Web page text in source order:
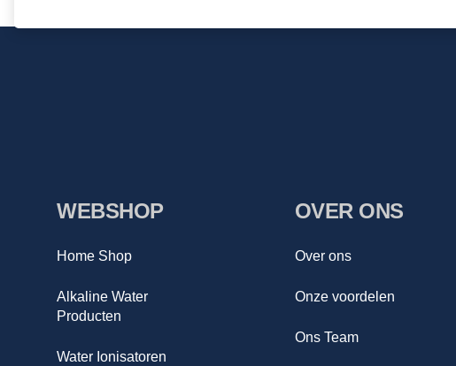
WEBSHOP
Home Shop
Alkaline Water
Producten
Water Ionisatoren
OVER ONS
Over ons
Onze voordelen
Ons Team